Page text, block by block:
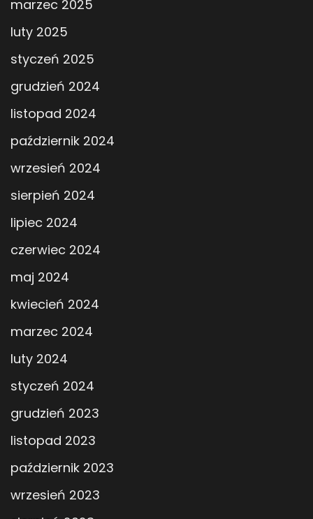
marzec 2025
luty 2025
styczeń 2025
grudzień 2024
listopad 2024
październik 2024
wrzesień 2024
sierpień 2024
lipiec 2024
czerwiec 2024
maj 2024
kwiecień 2024
marzec 2024
luty 2024
styczeń 2024
grudzień 2023
listopad 2023
październik 2023
wrzesień 2023